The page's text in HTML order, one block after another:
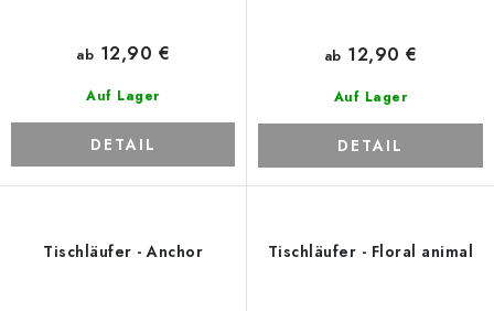
Auf Lager
ab 12,90 €
DETAIL
Auf Lager
ab 12,90 €
DETAIL
Tischläufer - Anchor Tischläufer - Floral animal